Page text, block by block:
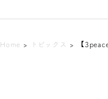
Home > トピックス > 【